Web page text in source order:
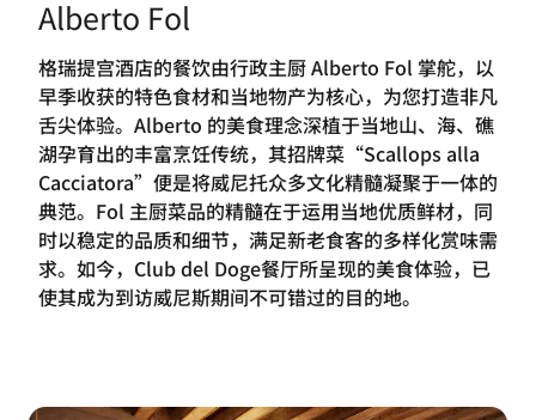
Alberto Fol
格瑞提宫酒店的餐饮由行政主厨 Alberto Fol 掌舵，以
早季收获的特色食材和当地物产为核心，为您打造非凡
舌尖体验。Alberto 的美食理念深植于当地山、海、礁
湖孕育出的丰富烹饪传统，其招牌菜“Scallops alla
Cacciatora”便是将威尼托众多文化精髓凝聚于一体的
典范。Fol 主厨菜品的精髓在于运用当地优质鲜材，同
时以稳定的品质和细节，满足新老食客的多样化赏味需
求。如今，Club del Doge餐厅所呈现的美食体验，已
使其成为到访威尼斯期间不可错过的目的地。